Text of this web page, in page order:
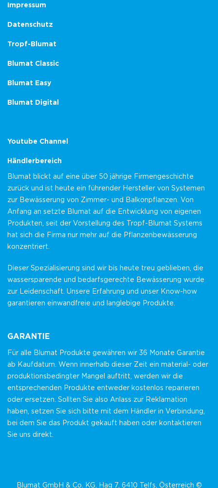
Impressum
Datenschutz
Tropf-Blumat
Blumat Classic
Blumat Easy
Blumat Digital
Youtube Channel
Händlerbereich
Blumat blickt auf eine über 50 jährige Firmengeschichte
zurück und ist heute ein führender Hersteller von Systemen
zur Bewässerung von Zimmer- und Balkonpflanzen. Von
Anfang an setzte Blumat auf die Entwicklung von eigenen
Produkten, seit der Vorstellung des Tropf-Blumat Systems
hat sich die Firma nur mehr auf die Pflanzenbewässerung
konzentriert.
Dieser Spezialisierung sind wir bis heute treu geblieben, die
wassersparende und bedarfsgerechte Bewässerung wurde
zur Leidenschaft. Unsere Erfahrung und unser Know-how
garantieren einwandfreie und langlebige Produkte.
GARANTIE
Für alle Blumat Produkte gewähren wir 36 Monate Garantie
ab Kaufdatum. Wenn innerhalb dieser Zeit ein material- oder
produktionsbedingter Mangel auftritt, werden wir die
entsprechenden Produkte entweder kostenlos reparieren
oder ersetzen. Sollten Sie also Anlass zur Reklamation
haben, setzen Sie sich bitte mit dem Händler in Verbindung,
bei dem Sie das Produkt gekauft haben oder kontaktieren
Sie uns direkt.
Blumat GmbH & Co. KG, Hag 7, 6410 Telfs, Österreich ©